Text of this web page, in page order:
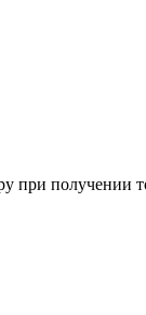
при получении